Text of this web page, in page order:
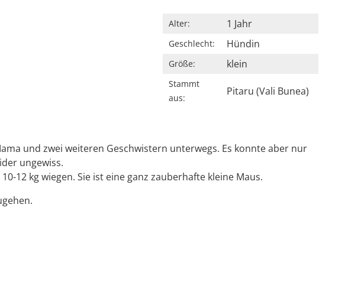
Alter: 1 Jahr
Geschlecht: Hündin
Größe: klein
Stammt
aus:
Pitaru (Vali Bunea)
und zwei weiteren Geschwistern unterwegs. Es konnte aber nur
ungewiss.
12 kg wiegen. Sie ist eine ganz zauberhafte kleine Maus.